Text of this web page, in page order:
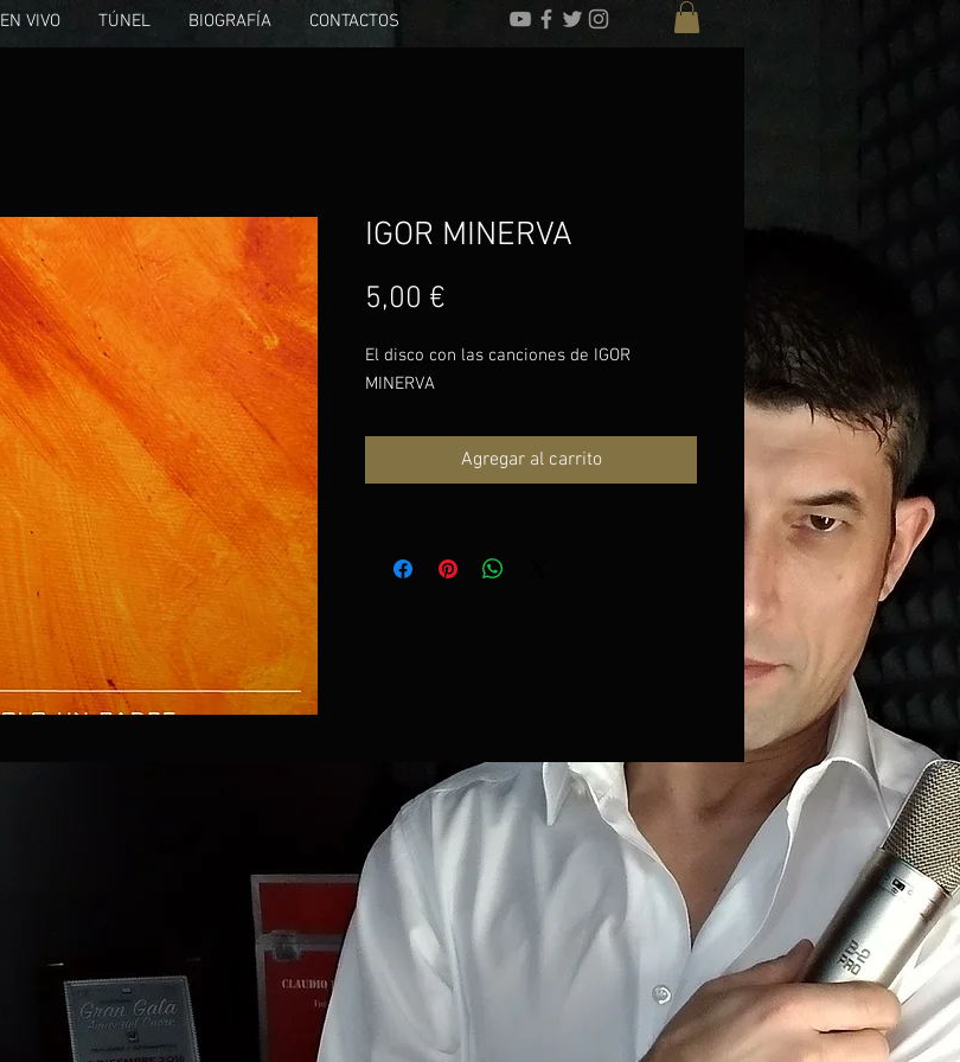
EN VIVO TÚNEL BIOGRAFÍA CONTACTOS
IGOR MINERVA
5,00 €
El disco con las canciones de IGOR
MINERVA
Agregar al carrito